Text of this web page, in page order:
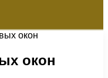
окон
окон